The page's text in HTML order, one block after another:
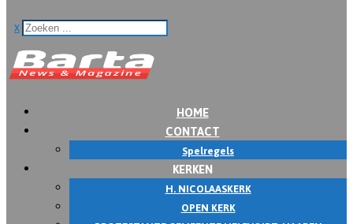
x
HOME
CONTACT
Spelregels
KERKEN
H. NICOLAASKERK
OPEN KERK